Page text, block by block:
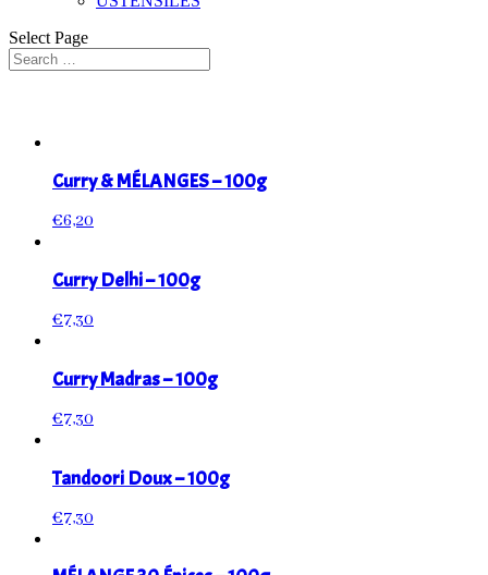
Select Page
Curry & MÉLANGES – 100g
€6,20
Curry Delhi – 100g
€7,30
Curry Madras – 100g
€7,30
Tandoori Doux – 100g
€7,30